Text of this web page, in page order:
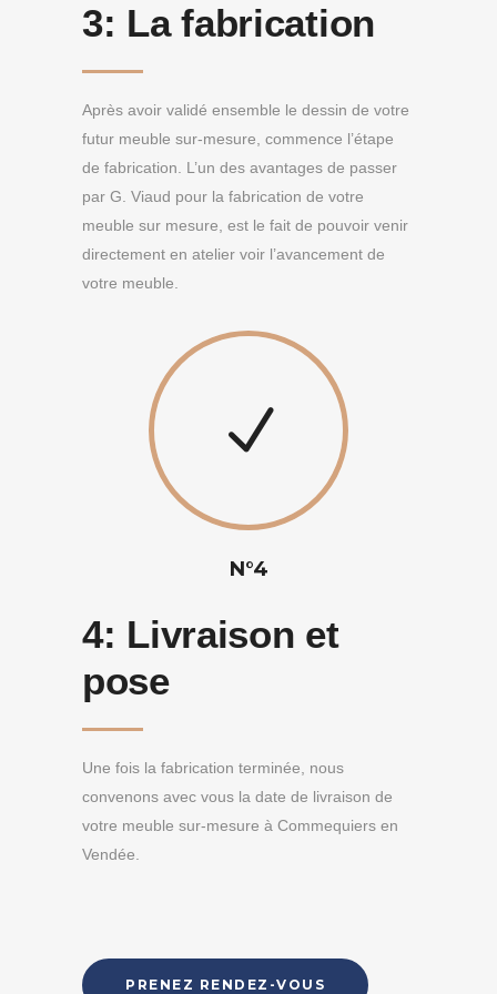
3: La fabrication
Après avoir validé ensemble le dessin de votre
futur meuble sur-mesure, commence l’étape
de fabrication. L’un des avantages de passer
par G. Viaud pour la fabrication de votre
meuble sur mesure, est le fait de pouvoir venir
directement en atelier voir l’avancement de
votre meuble.
N°4
4: Livraison et
pose
Une fois la fabrication terminée, nous
convenons avec vous la date de livraison de
votre meuble sur-mesure à Commequiers en
Vendée.
PRENEZ RENDEZ-VOUS